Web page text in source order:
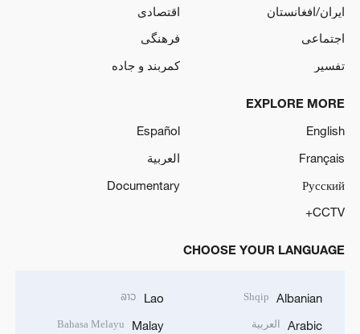
ایران/افغانستان
اقتصادی
اجتماعی
فرهنگی
تفسیر
کمربند و جاده
EXPLORE MORE
English
Español
Français
العربية
Русский
Documentary
CCTV+
CHOOSE YOUR LANGUAGE
Albanian
Shqip
Arabic العربية
Lao
ລາວ
Malay
Bahasa Melayu